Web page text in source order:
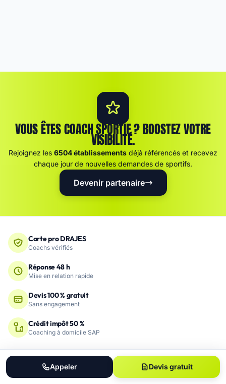
Appeler Devis gratuit
VOUS ÊTES COACH SPORTIF ? BOOSTEZ VOTRE
VISIBILITÉ.
Rejoignez les 6504 établissements déjà référencés et recevez
chaque jour de nouvelles demandes de sportifs.
Devenir partenaire
Carte pro DRAJES
Coachs vérifiés
Réponse 48 h
Mise en relation rapide
Devis 100 % gratuit
Sans engagement
Crédit impôt 50 %
Coaching à domicile SAP